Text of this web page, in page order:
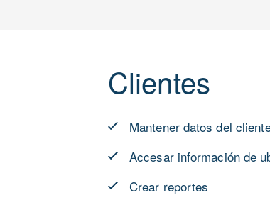
Clientes
Mantener datos del
Accesar información de
Crear reportes